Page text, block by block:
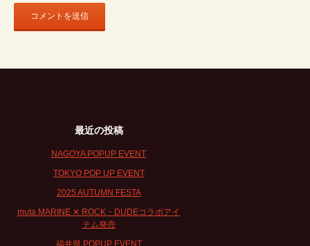
最近の投稿
NAGOYA POPUP EVENT
TOKYO POP UP EVENT
2025 AUTUMN FESTA
muta MARINE ✕ ROCK・DUDEコラボアイ
テム発売
福井県 POPUP EVENT